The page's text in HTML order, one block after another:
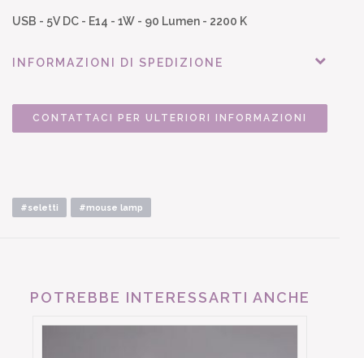
USB - 5V DC - E14 - 1W - 90 Lumen - 2200 K
INFORMAZIONI DI SPEDIZIONE
CONTATTACI PER ULTERIORI INFORMAZIONI
#seletti #mouse lamp
POTREBBE INTERESSARTI ANCHE